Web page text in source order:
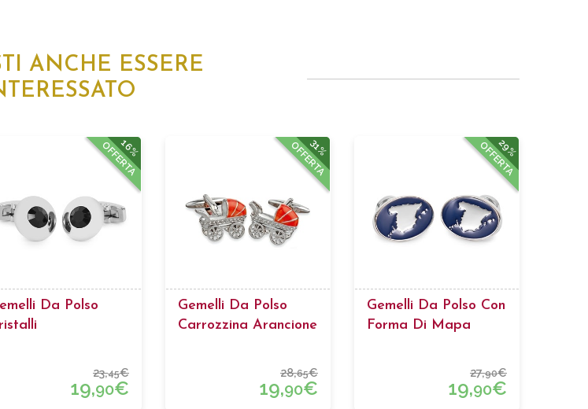
ANCHE ESSERE
16%
OFFERTA
Da Polso
23,45€
19,90€
31%
OFFERTA
Gemelli Da Polso
Carrozzina Arancione
28,65€
19,90€
29%
OFFERTA
Gemelli Da Polso Con
Forma Di Mapa
27,90€
19,90€